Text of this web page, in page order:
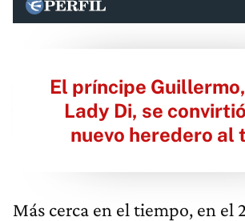
El príncipe
Lady Di, se
nuevo heredero al
Más cerca en el tiempo, en el